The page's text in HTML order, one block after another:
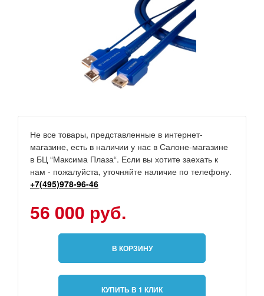
Не все товары, представленные в интернет-
магазине, есть в наличии у нас в Салоне-магазине
в БЦ “Максима Плаза“. Если вы хотите заехать к
нам - пожалуйста, уточняйте наличие по телефону.
+7(495)978-96-46
56 000 руб.
В КОРЗИНУ
КУПИТЬ В 1 КЛИК